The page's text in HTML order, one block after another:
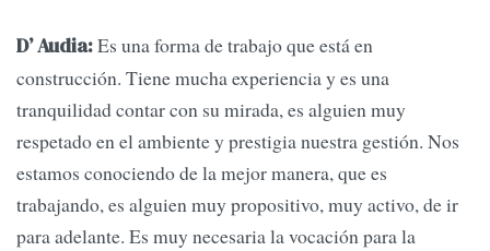
D’ Audia:Es una forma de trabajo que está en
construcción. Tiene mucha experiencia y es una
tranquilidad contar con su mirada, es alguien muy
respetado en el ambiente y prestigia nuestra gestión. Nos
estamos conociendo de la mejor manera, que es
trabajando, es alguien muy propositivo, muy activo, de ir
para adelante. Es muy necesaria la vocación para la